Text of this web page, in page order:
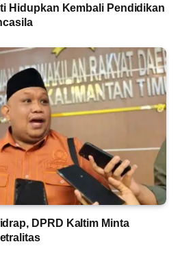
Hidupkan Kembali Pendidikan
DPRD Kaltim Minta